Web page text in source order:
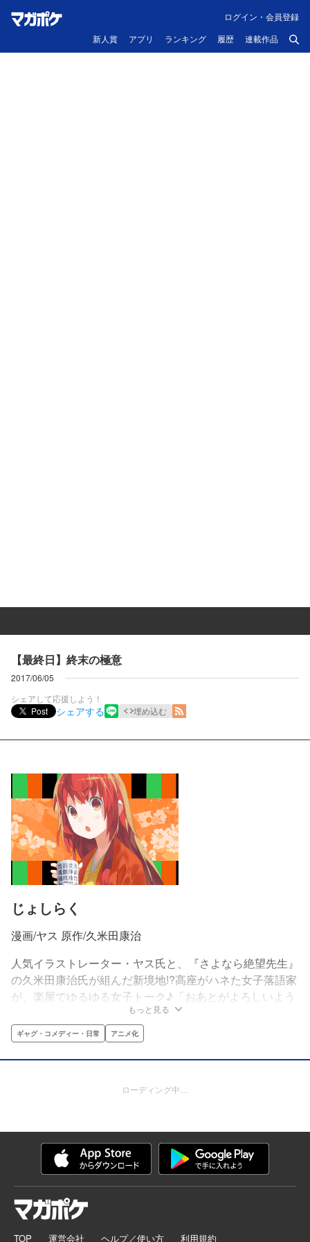
新人賞 アプリ ランキング 履歴 連載作品
ログイン・会員登録
【最終日】終末の極意
2017/06/05
シェアして応援しよう！
Post
シェアする 埋め込む
じょしらく
漫画/ヤス 原作/久米田康治
人気イラストレーター・ヤス氏と、『さよなら絶望先生』
の久米田康治氏が組んだ新境地!?高座がハネた女子落語家
が、楽屋でゆるゆる女子トーク♪「おあとがよろしいよう
で」から始まるガールズ落語家マンガ！※この漫画は女の
子の可愛さをお楽しみ頂くため邪魔にならない程度の差し
障りのない会話をお楽しみいただく漫画です。
もっと見る
ギャグ・コメディー・日常 アニメ化
ローディング中…
TOP 運営会社 ヘルプ／使い方 利用規約